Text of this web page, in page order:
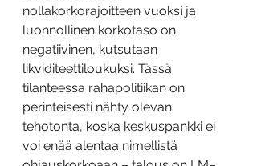
nollakorkorajoitteen vuoksi ja
luonnollinen korkotaso on
negatiivinen, kutsutaan
likviditeettiloukuksi. Tässä
tilanteessa rahapolitiikan on
perinteisesti nähty olevan
tehotonta, koska keskuspankki ei
voi enää alentaa nimellistä